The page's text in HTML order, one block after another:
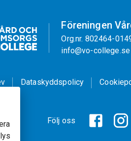
Föreningen
Org.nr. 802464-
info@vo-college.se
Dataskyddspolicy
Följ oss